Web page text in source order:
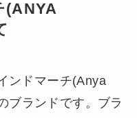
(ANYA
ンドマーチ(Anya
ブランドです。ブラ